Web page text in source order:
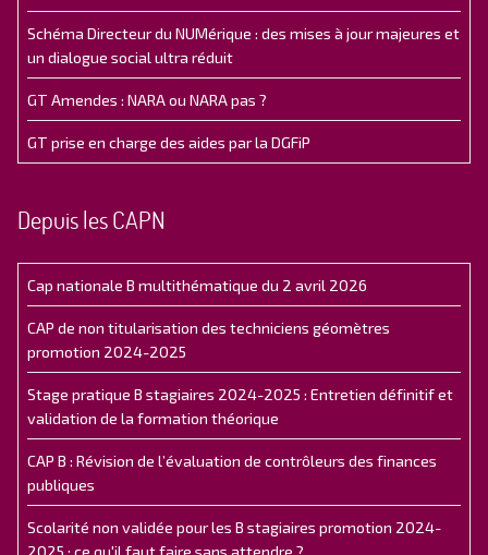
Schéma Directeur du NUMérique : des mises à jour majeures et
un dialogue social ultra réduit
GT Amendes : NARA ou NARA pas ?
GT prise en charge des aides par la DGFiP
Depuis les CAPN
Cap nationale B multithématique du 2 avril 2026
CAP de non titularisation des techniciens géomètres
promotion 2024-2025
Stage pratique B stagiaires 2024-2025 : Entretien définitif et
validation de la formation théorique
CAP B : Révision de l’évaluation de contrôleurs des finances
publiques
Scolarité non validée pour les B stagiaires promotion 2024-